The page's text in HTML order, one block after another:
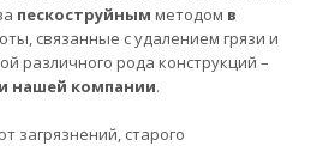
пескоструйным методом в
связанные с удалением грязи и
различного рода конструкций –
нашей компании.
от загрязнений, старого